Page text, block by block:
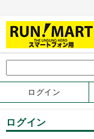
ログイン
ログイン